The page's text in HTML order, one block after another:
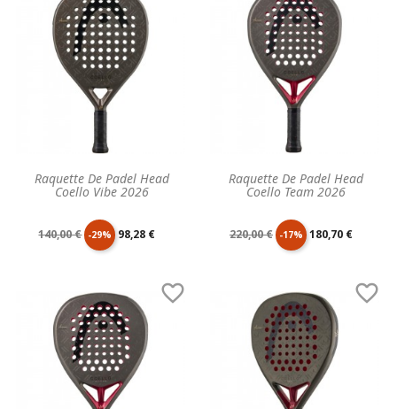
base base
Raquette De Padel Head
Coello Vibe 2026
Prix
base
140,00 € -29% Prix
98,28 €
Raquette De Padel Head
Coello Team 2026
Prix
base
220,00 € -17% Prix
180,70 €
 